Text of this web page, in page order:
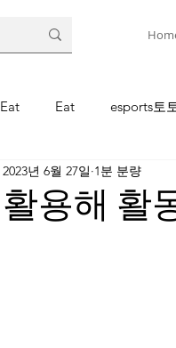
Eat Eat esports토
주식 코인 코인
활용해 활
2023년 6월 27일 1분 분량